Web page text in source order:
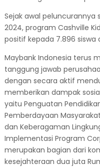
Sejak awal
2024, program Cashville
positif kepada 7.896 siswa
Maybank Indonesia terus
tanggung jawab
dengan secara aktif
memberikan dampak
yaitu Penguatan
Pemberdayaan
dan Keberagaman
Implementasi Program
merupakan bagian dari
kesejahteraan dua juta